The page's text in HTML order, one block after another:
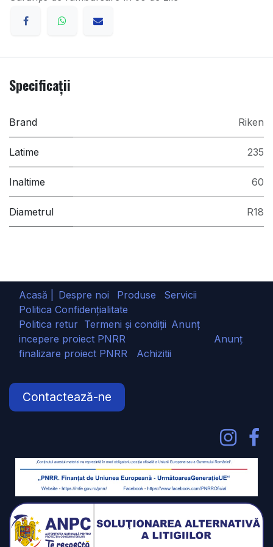
Specificații
Brand Riken
Latime 235
Inaltime 60
Diametrul R18
Acasă | Despre noi Produse
Servicii
Politica Confidențialitate
Politica retur Termeni și condiții Anunț
incepere proiect PNRR
Anunț
finalizare proiect PNRR Achizitii
Contactează-ne